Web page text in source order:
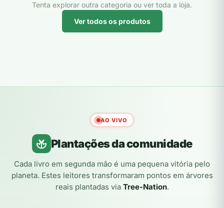
Tenta explorar outra categoria ou ver toda a loja.
Ver todos os produtos
AO VIVO
Plantações da comunidade
Cada livro em segunda mão é uma pequena vitória pelo
planeta. Estes leitores transformaram pontos em árvores
reais plantadas via Tree-Nation.